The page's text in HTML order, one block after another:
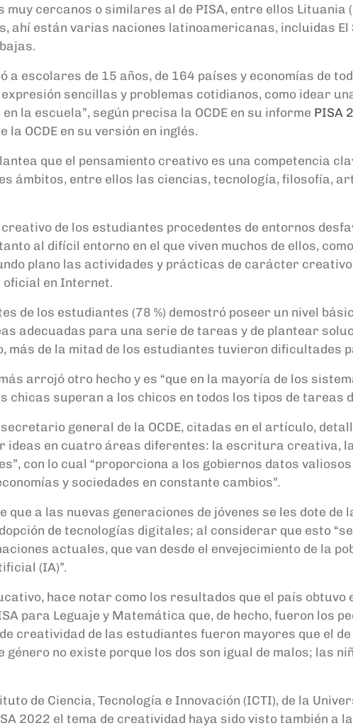
cercanos o similares al de PISA, entre ellos Lituania
ahí están varias naciones latinoamericanas, incluidas El
a escolares de 15 años, de 164 países y economías de
sencillas y problemas cotidianos, como idear
la escuela”, según precisa la OCDE en su informe PISA
OCDE en su versión en inglés.
que el pensamiento creativo es una competencia
ámbitos, entre ellos las ciencias, tecnología, filosofía,
creativo de los estudiantes procedentes de entornos
al difícil entorno en el que viven muchos de ellos,
plano las actividades y prácticas de carácter
oficial en Internet.
de los estudiantes (78 %) demostró poseer un nivel
adecuadas para una serie de tareas y de plantear
más de la mitad de los estudiantes tuvieron dificultades
arrojó otro hecho y es “que en la mayoría de los
chicas superan a los chicos en todos los tipos de tareas
general de la OCDE, citadas en el artículo,
ideas en cuatro áreas diferentes: la escritura creativa,
con lo cual “proporciona a los gobiernos datos
y sociedades en constante cambios”.
que a las nuevas generaciones de jóvenes se les dote
de tecnologías digitales; al considerar que esto
actuales, que van desde el envejecimiento de la
(IA)”.
hace notar como los resultados que el país
para Leguaje y Matemática que, de hecho, fueron los
creatividad de las estudiantes fueron mayores que el
género no existe porque los dos son igual de malos; las
de Ciencia, Tecnología e Innovación (ICTI), de la
2022 el tema de creatividad haya sido visto también a